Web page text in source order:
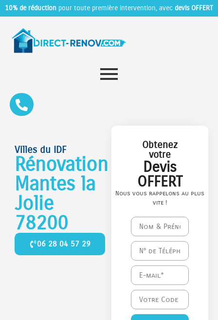
10% de réduction pour toute première intervention, avec devis OFFERT
Villes du IDF
Rénovation
Mantes la
Jolie
78200
06 28 04 57 29
Obtenez
votre
Devis
OFFERT
Nous vous rappelons au plus
vite !